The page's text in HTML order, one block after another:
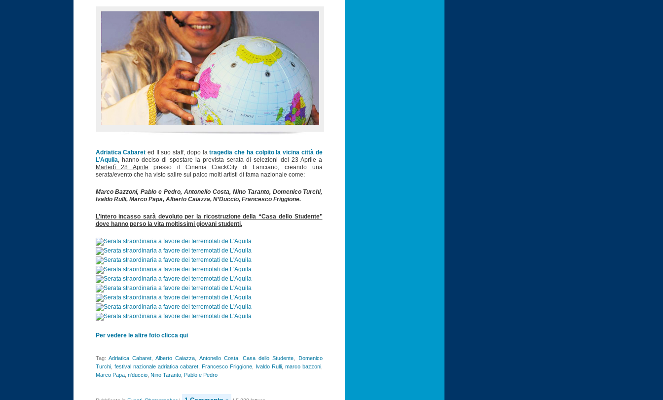
Adriatica Cabaret ed Il suo staff, dopo latragedia che ha colpito la vicina città de
L’Aquila , hanno deciso di spostare la prevista serata di selezioni del 23 Aprile a
Martedì 28 Aprile presso il Cinema CiackCity di Lanciano, creando una
serata/evento che ha visto salire sul palco molti artisti di fama nazionale come:
Marco Bazzoni, Pablo e Pedro, Antonello Costa, Nino Taranto, Domenico Turchi,
Ivaldo Rulli, Marco Papa, Alberto Caiazza, N’Duccio, Francesco Friggione.
L’intero incasso sarà devoluto per la ricostruzione della “Casa dello Studente”
dove hanno perso la vita moltissimi giovani studenti.
Per vedere le altre foto clicca qui
Tag: Adriatica Cabaret,Alberto Caiazza Antonello Costa, Casa dello Studente
Domenico
Turchi, festival nazionale adriatica cabaret, Francesco Friggione, Ivaldo Rulli, marco bazzoni,
Marco Papa, n'duccio, Nino Taranto, Pablo e Pedro